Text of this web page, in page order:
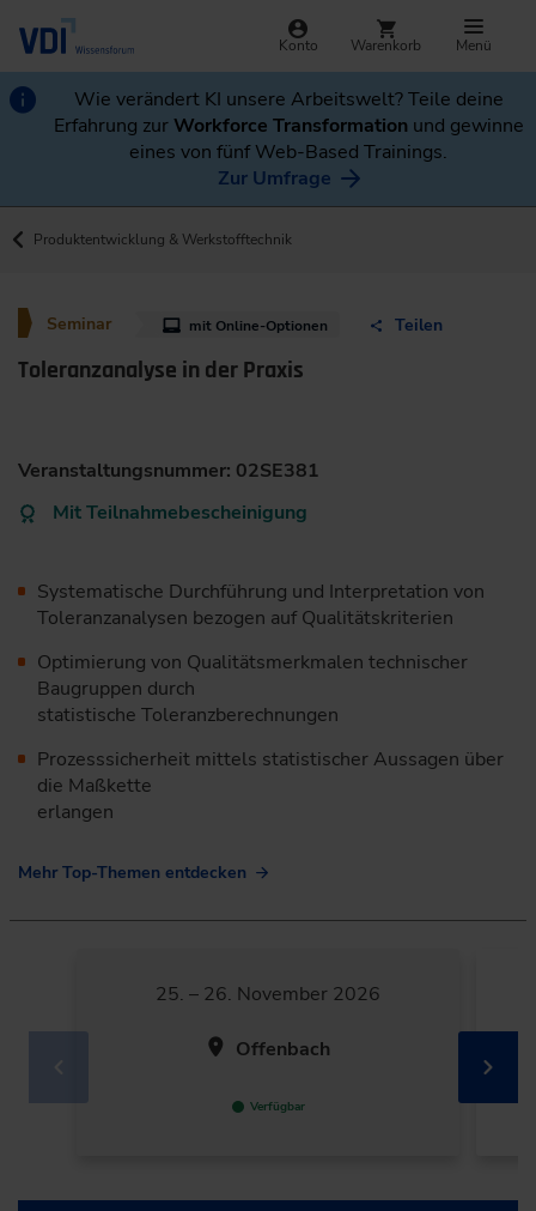
Konto Warenkorb Menü
Wie verändert KI unsere Arbeitswelt? Teile deine
Erfahrung zurWorkforce Transformation und gewinne
eines von fünf Web-Based Trainings.
Zur Umfrage
Produktentwicklung & Werkstofftechnik
Seminar mit Online-Optionen Teilen
Toleranzanalyse in der Praxis
Veranstaltungsnummer: 02SE381
Mit Teilnahmebescheinigung
Systematische Durchführung und Interpretation von
Toleranzanalysen bezogen auf Qualitätskriterien
Optimierung von Qualitätsmerkmalen technischer
Baugruppen durch
statistische Toleranzberechnungen
Prozesssicherheit mittels statistischer Aussagen über
die Maßkette
erlangen
Mehr Top-Themen entdecken
25. – 26. November 2026
Offenbach
Verfügbar